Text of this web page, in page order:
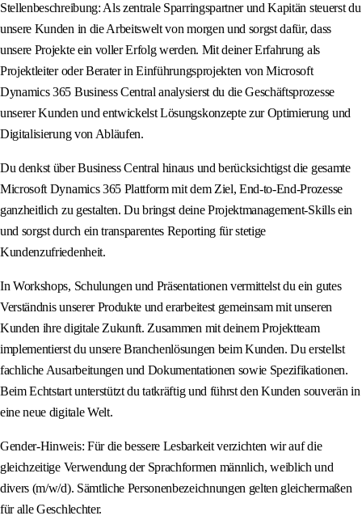
Stellenbeschreibung: Als zentrale Sparringspartner und Kapitän steuerst du
unsere Kunden in die Arbeitswelt von morgen und sorgst dafür, dass
unsere Projekte ein voller Erfolg werden. Mit deiner Erfahrung als
Projektleiter oder Berater in Einführungsprojekten von Microsoft
Dynamics 365 Business Central analysierst du die Geschäftsprozesse
unserer Kunden und entwickelst Lösungskonzepte zur Optimierung und
Digitalisierung von Abläufen.
Du denkst über Business Central hinaus und berücksichtigst die gesamte
Microsoft Dynamics 365 Plattform mit dem Ziel, End-to-End-Prozesse
ganzheitlich zu gestalten. Du bringst deine Projektmanagement-Skills ein
und sorgst durch ein transparentes Reporting für stetige
Kundenzufriedenheit.
In Workshops, Schulungen und Präsentationen vermittelst du ein gutes
Verständnis unserer Produkte und erarbeitest gemeinsam mit unseren
Kunden ihre digitale Zukunft. Zusammen mit deinem Projektteam
implementierst du unsere Branchenlösungen beim Kunden. Du erstellst
fachliche Ausarbeitungen und Dokumentationen sowie Spezifikationen.
Beim Echtstart unterstützt du tatkräftig und führst den Kunden souverän in
eine neue digitale Welt.
Gender‑Hinweis: Für die bessere Lesbarkeit verzichten wir auf die
gleichzeitige Verwendung der Sprachformen männlich, weiblich und
divers (m/w/d). Sämtliche Personenbezeichnungen gelten gleichermaßen
für alle Geschlechter.